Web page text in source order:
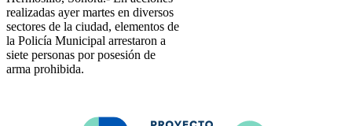
realizadas ayer martes en diversos
sectores de la ciudad, elementos de
la Policía Municipal arrestaron a
siete personas por posesión de
arma prohibida.